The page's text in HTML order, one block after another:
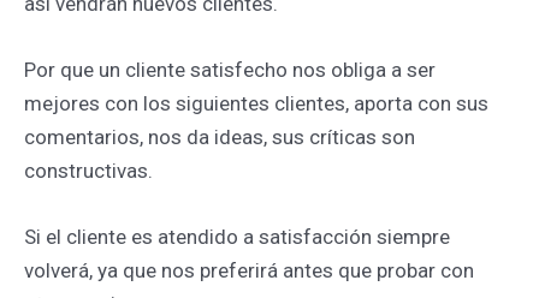
Por que un cliente satisfecho nos obliga a ser
mejores con los siguientes clientes, aporta con sus
comentarios, nos da ideas, sus críticas son
constructivas.
Si el cliente es atendido a satisfacción siempre
volverá, ya que nos preferirá antes que probar con